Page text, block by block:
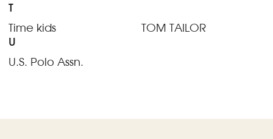
T
Time kids
TOM TAILOR
U
U.S. Polo Assn.